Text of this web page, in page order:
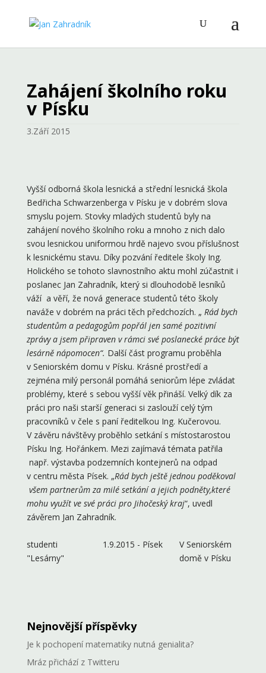
Zahájení školního roku
v Písku
3.Září 2015
Vyšší odborná škola lesnická a střední lesnická škola
Bedřicha Schwarzenberga v Písku je v dobrém slova
smyslu pojem. Stovky mladých studentů byly na
zahájení nového školního roku a mnoho z nich dalo
svou lesnickou uniformou hrdě najevo svou příslušnost
k lesnickému stavu. Díky pozvání ředitele školy Ing.
Holického se tohoto slavnostního aktu mohl zúčastnit i
poslanec Jan Zahradník, který si dlouhodobě lesníků
váží a věří, že nová generace studentů této školy
naváže v dobrém na práci těch předchozích. „ Rád bych
studentům a pedagogům popřál jen samé pozitivní
zprávy a jsem připraven v rámci své poslanecké práce být
lesárně nápomocen“. Další část programu proběhla
v Seniorském domu v Písku. Krásné prostředí a
zejména milý personál pomáhá seniorům lépe zvládat
problémy, které s sebou vyšší věk přináší. Velký dík za
práci pro naši starší generaci si zaslouží celý tým
pracovníků v čele s paní ředitelkou Ing. Kučerovou.
V závěru návštěvy proběhlo setkání s místostarostou
Písku Ing. Hořánkem. Mezi zajímavá témata patřila
např. výstavba podzemních kontejnerů na odpad
v centru města Písek. „Rád bych ještě jednou poděkoval
všem partnerům za milé setkání a jejich podněty,které
mohu využít ve své práci pro Jihočeský kraj“, uvedl
závěrem Jan Zahradník.
studenti
"Lesárny"
1.9.2015 - Písek
V Seniorském
domě v Písku
Nejnovější příspěvky
Je k pochopení matematiky nutná genialita?
Mráz přichází z Twitteru